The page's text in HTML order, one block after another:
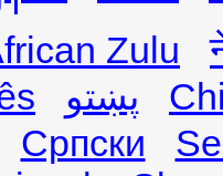
Zulu
پښتو
Српски